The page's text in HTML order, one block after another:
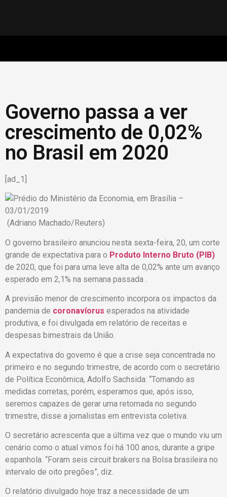
Governo passa a ver
crescimento de 0,02%
no Brasil em 2020
[ad_1]
(Adriano Machado/Reuters)
O governo brasileiro anunciou nesta sexta-feira, 20, um corte
grande de expectativa para o Produto Interno Bruto (PIB)
de 2020, que foi para uma leve alta de 0,02% ante um avanço
esperado em 2,1% na semana passada .
A previsão menor de crescimento incorpora os impactos da
pandemia de coronavíorus esperados na atividade
produtiva, e foi divulgada em relatório de receitas e
despesas bimestrais da União.
A expectativa do governo é que a crise seja concentrada no
primeiro e no segundo trimestre, de acordo com o secretário
de Política Econômica, Adolfo Sachsida: “Tomando as
medidas corretas, porém, esperamos que, após isso,
seremos capazes de gerar uma retomada no segundo
trimestre, disse a jornalistas em entrevista coletiva.
O secretário acrescenta que a última vez que o mundo viu um
cenário como o atual vimos foi há 100 anos, durante a gripe
espanhola. “Foram seis circuit brakers na Bolsa brasileira no
intervalo de oito pregões”, diz.
O relatório divulgado hoje traz a necessidade de um